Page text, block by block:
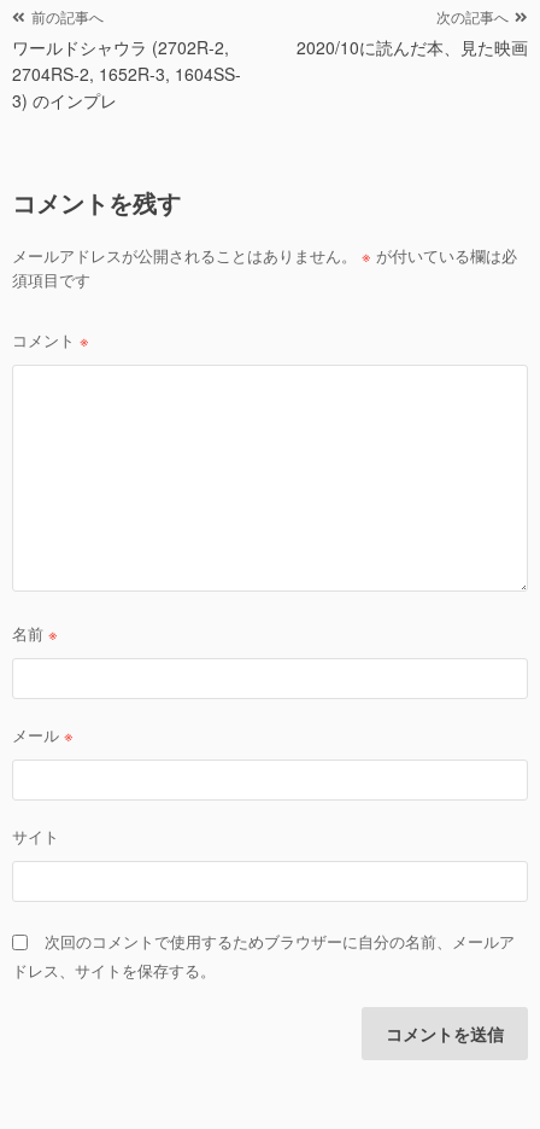
投
稿
ナ
ビ
ー
シ
ョ
ン
前の記事へ
ワールドシャウラ (2702R-2,
2704RS-2, 1652R-3, 1604SS-
3) のインプレ
次の記事へ
2020/10に読んだ本、見た映画
コメントを残す
メールアドレスが公開されることはありません。 ※ が付いている欄は必
須項目です
コメント ※
名前 ※
メール ※
サイト
次回のコメントで使用するためブラウザーに自分の名前、メールア
ドレス、サイトを保存する。